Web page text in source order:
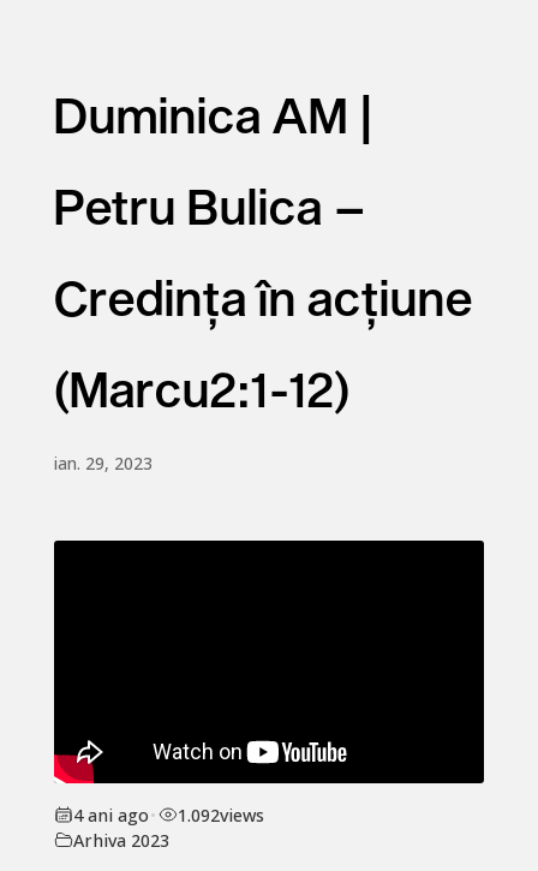
Duminica AM |
Petru Bulica –
Credința în acțiune
(Marcu2:1-12)
ian. 29, 2023
4 ani ago• 1.092views
Arhiva 2023